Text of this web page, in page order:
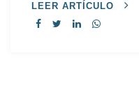
LEER ARTÍCULO